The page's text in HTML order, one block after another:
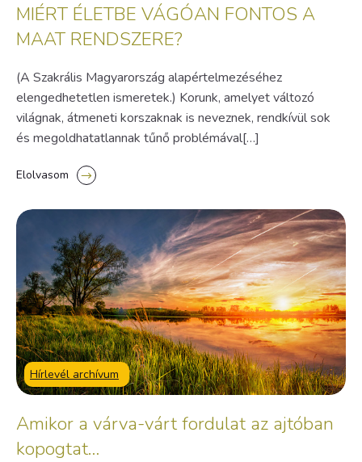
MIÉRT ÉLETBE VÁGÓAN FONTOS A
MAAT RENDSZERE?
(A Szakrális Magyarország alapértelmezéséhez
elengedhetetlen ismeretek.) Korunk, amelyet változó
világnak, átmeneti korszaknak is neveznek, rendkívül sok
és megoldhatatlannak tűnő problémával[…]
Elolvasom
Hírlevél archívum
Amikor a várva-várt fordulat az ajtóban
kopogtat…